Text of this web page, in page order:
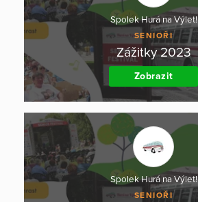
Spolek Hurá na Výlet!
SENIOŘI
Zážitky 2023
Zobrazit
Spolek Hurá na Výlet!
SENIOŘI